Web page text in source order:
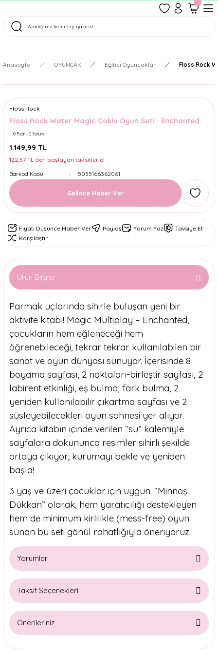
Tüm Siparişler Aynı Gün Kargoda!
Anasayfa OYUNCAK Eğitici Oyuncaklar Floss Rock
Floss Rock
Floss Rock Water Magic Çoklu Oyun Seti - Enchanted
0 Puan - 0 Yorum
1.149,99 TL
122,57 TL den başlayan taksitlerle!
Barkod Kodu
5055166362061
Gelince Haber Ver
Fiyatı Düşünce Haber Ver Paylaş Yorum Yaz
Tavsiye Et
Karşılaştır
Ürün Bilgisi
Parmak uçlarında sihirle buluşan yeni bir
aktivite kitabı! Magic Multiplay – Enchanted,
çocukların hem eğleneceği hem
öğrenebileceği, tekrar tekrar kullanılabilen bir
sanat ve oyun dünyası sunuyor. İçerisinde 8
boyama sayfası, 2 noktaları-birleştir sayfası, 2
labirent etkinliği, eş bulma, fark bulma, 2
yeniden kullanılabilir çıkartma sayfası ve 2
süsleyebilecekleri oyun sahnesi yer alıyor.
Ayrıca kitabın içinde verilen “su” kalemiyle
sayfalara dokununca resimler sihirli şekilde
ortaya çıkıyor; kurumayı bekle ve yeniden
başla!
3 yaş ve üzeri çocuklar için uygun. “Minnoş
Dükkan” olarak, hem yaratıcılığı destekleyen
hem de minimum kirlilikle (mess-free) oyun
sunan bu seti gönül rahatlığıyla öneriyoruz.
Yorumlar
Taksit Seçenekleri
Önerileriniz
Bu ürünün fiyat bilgisi, resim, ürün açıklamalarında ve diğer